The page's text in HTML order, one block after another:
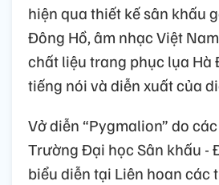
hiện qua thiết kế sân khấu
Đông Hồ, âm nhạc Việt
chất liệu trang phục lụa Hà
tiếng nói và diễn xuất của
Vở diễn “Pygmalion” do
Trường Đại học Sân khấu -
biểu diễn tại Liên hoan các